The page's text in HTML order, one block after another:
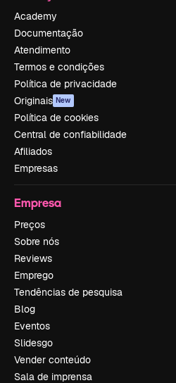
Academy
Documentação
Atendimento
Termos e condições
Política de privacidade
Originais New
Política de cookies
Central de confiabilidade
Afiliados
Empresas
Empresa
Preços
Sobre nós
Reviews
Emprego
Tendências de pesquisa
Blog
Eventos
Slidesgo
Vender conteúdo
Sala de imprensa